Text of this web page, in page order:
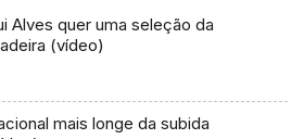
Alves quer uma seleção da
(vídeo)
mais longe da subida